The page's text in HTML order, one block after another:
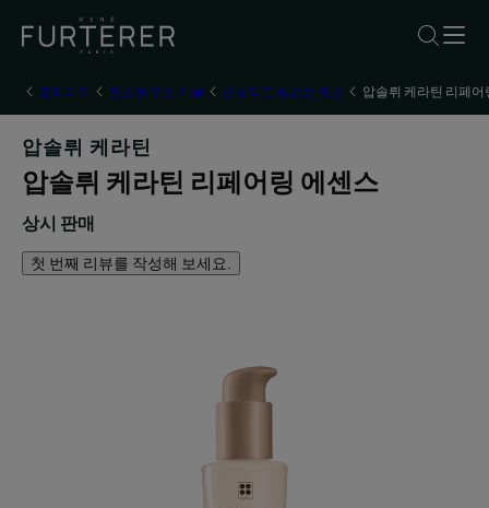
홈페이지 모발을 위한 제품 손상되고 힘없는 모발 압솔뤼 케라틴 리페어
압솔뤼 케라틴
압솔뤼 케라틴 리페어링 에센스
상시 판매
첫 번째 리뷰를 작성해 보세요.